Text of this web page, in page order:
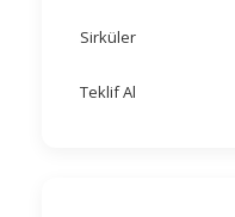
Sirküler
Teklif Al